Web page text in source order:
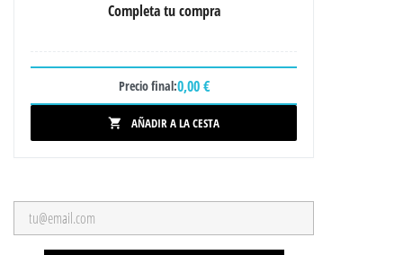
Completa tu compra
Precio final:0,00 €
 AÑADIR A LA CESTA